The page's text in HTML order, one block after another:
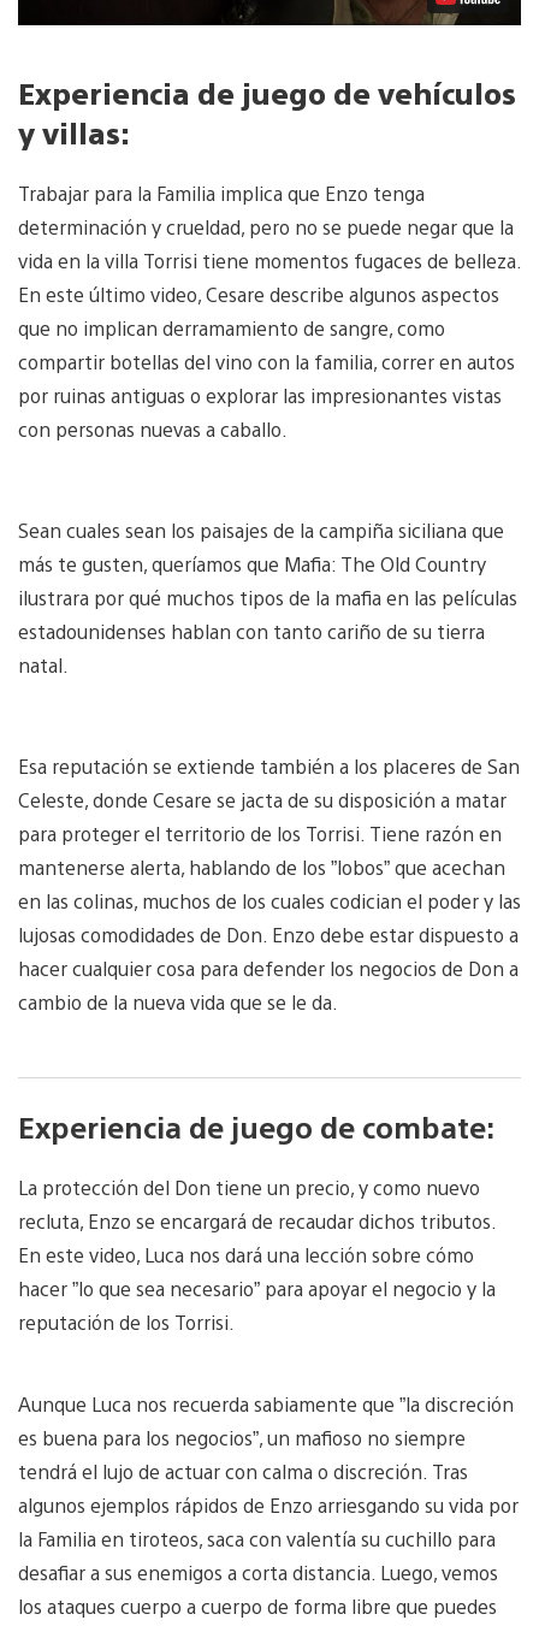
Experiencia de juego de vehículos
y villas:
Trabajar para la Familia implica que Enzo tenga
determinación y crueldad, pero no se puede negar que la
vida en la villa Torrisi tiene momentos fugaces de belleza.
En este último video, Cesare describe algunos aspectos
que no implican derramamiento de sangre, como
compartir botellas del vino con la familia, correr en autos
por ruinas antiguas o explorar las impresionantes vistas
con personas nuevas a caballo.
Sean cuales sean los paisajes de la campiña siciliana que
más te gusten, queríamos que Mafia: The Old Country
ilustrara por qué muchos tipos de la mafia en las películas
estadounidenses hablan con tanto cariño de su tierra
natal.
Esa reputación se extiende también a los placeres de San
Celeste, donde Cesare se jacta de su disposición a matar
para proteger el territorio de los Torrisi. Tiene razón en
mantenerse alerta, hablando de los ”lobos” que acechan
en las colinas, muchos de los cuales codician el poder y las
lujosas comodidades de Don. Enzo debe estar dispuesto a
hacer cualquier cosa para defender los negocios de Don a
cambio de la nueva vida que se le da.
Experiencia de juego de combate:
La protección del Don tiene un precio, y como nuevo
recluta, Enzo se encargará de recaudar dichos tributos.
En este video, Luca nos dará una lección sobre cómo
hacer ”lo que sea necesario” para apoyar el negocio y la
reputación de los Torrisi.
Aunque Luca nos recuerda sabiamente que ”la discreción
es buena para los negocios”, un mafioso no siempre
tendrá el lujo de actuar con calma o discreción. Tras
algunos ejemplos rápidos de Enzo arriesgando su vida por
la Familia en tiroteos, saca con valentía su cuchillo para
desafiar a sus enemigos a corta distancia. Luego, vemos
los ataques cuerpo a cuerpo de forma libre que puedes